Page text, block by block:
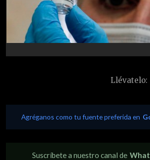
Llévatelo:
Agréganos como tu fuente preferida en
Suscríbete a nuestro canal de